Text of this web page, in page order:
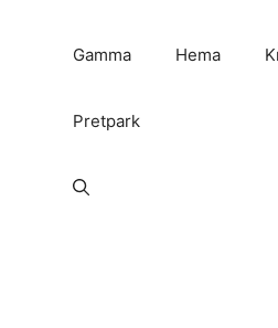
Gamma Hema
Pretpark